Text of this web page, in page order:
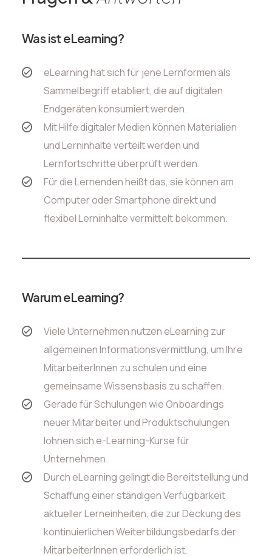
Was ist eLearning?
eLearning hat sich für jene Lernformen als
Sammelbegriff etabliert, die auf digitalen
Endgeräten konsumiert werden.
Mit Hilfe digitaler Medien können Materialien
und Lerninhalte verteilt werden und
Lernfortschritte überprüft werden.
Für die Lernenden heißt das, sie können am
Computer oder Smartphone direkt und
flexibel Lerninhalte vermittelt bekommen.
Warum eLearning?
Viele Unternehmen nutzen eLearning zur
allgemeinen Informationsvermittlung, um Ihre
MitarbeiterInnen zu schulen und eine
gemeinsame Wissensbasis zu schaffen.
Gerade für Schulungen wie Onboardings
neuer Mitarbeiter und Produktschulungen
lohnen sich e-Learning-Kurse für
Unternehmen.
Durch eLearning gelingt die Bereitstellung und
Schaffung einer ständigen Verfügbarkeit
aktueller Lerneinheiten, die zur Deckung des
kontinuierlichen Weiterbildungsbedarfs der
MitarbeiterInnen erforderlich ist.